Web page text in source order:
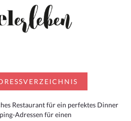
Restaurant für ein perfektes Dinner
Adressen für einen